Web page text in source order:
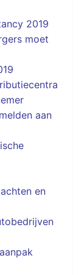
2019
moet
aan
en